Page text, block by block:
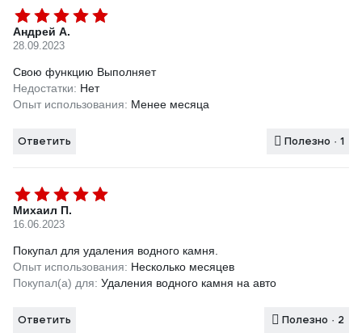
Андрей А.
28.09.2023
Свою функцию Выполняет
Недостатки: Нет
Опыт использования: Менее месяца
Ответить Полезно · 1
Михаил П.
16.06.2023
Покупал для удаления водного камня.
Опыт использования: Несколько месяцев
Покупал(а) для: Удаления водного камня на авто
Ответить Полезно · 2